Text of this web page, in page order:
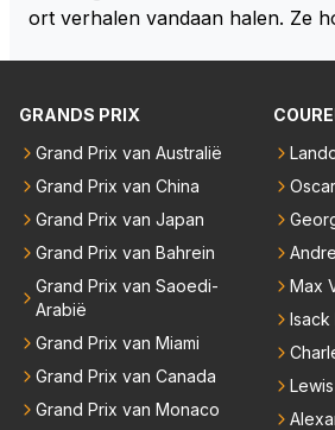
ort verhalen vandaan halen. Ze
emand weet wat er zich afspeelt
iedereen is vertrokken. Dat er nu
er elkaar mensen een andere
niet meer in de F1 willen werken
meesten van hen al sinds dat RB
anwezig waren. De mensen die
e lege plaatsen op gaan vullen
binnen RB gewerkt en zijn voor
n meer. Ook andere teams
rdt teveel drama van gemaakt.
GRANDS PRIX
Grand Prix van Australië
Grand Prix van China
Grand Prix van Japan
Grand Prix van Bahrein
Grand Prix van Saoedi-
Arabië
Grand Prix van Miami
Grand Prix van Canada
Grand Prix van Monaco
Max
Isack